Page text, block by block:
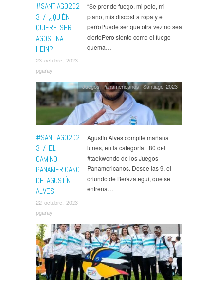
#SANTIAGO202
3 / ¿QUIÉN
QUIERE SER
AGOSTINA
HEIN?
23 octubre, 2023
pgaray
“Se prende fuego, mi pelo, mi
piano, mis discosLa ropa y el
perroPuede ser que otra vez no sea
ciertoPero siento como el fuego
quema…
#SANTIAGO202
3 / EL
CAMINO
PANAMERICANO
DE AGUSTÍN
ALVES
22 octubre, 2023
pgaray
Juegos Panamericanos,Santiago 2023
Agustín Alves compite mañana
lunes, en la categoría +80 del
#taekwondo de los Juegos
Panamericanos. Desde las 9, el
oriundo de Berazategui, que se
entrena…
Santiago 2023